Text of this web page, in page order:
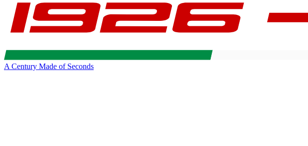
A Century Made of Seconds